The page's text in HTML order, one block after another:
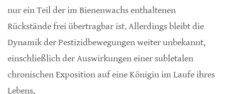
nur ein Teil der im Bienenwachs enthaltenen
Rückstände frei übertragbar ist. Allerdings bleibt die
Dynamik der Pestizidbewegungen weiter unbekannt,
einschließlich der Auswirkungen einer subletalen
chronischen Exposition auf eine Königin im Laufe ihres
Lebens.